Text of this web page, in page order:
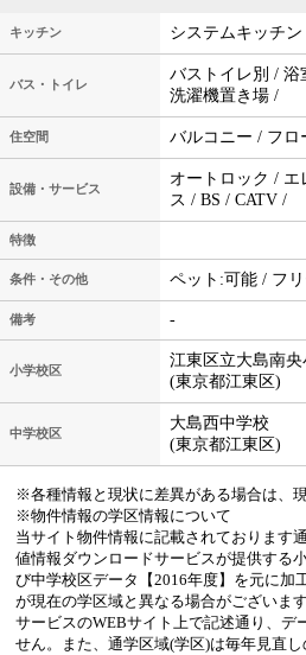
キッチン システムキッチン
バス・トイレ
バストイレ別 / 浴
洗濯機置き場 /
住空間 バルコニー / フロ
設備・サービス
オートロック / エ
ス / BS / CATV /
特徴
条件・その他 ペット:可能 / フ
備考 -
小学校区
江東区立大島南央
(東京都江東区)
中学校区
大島西中学校
(東京都江東区)
※各種情報と現状に差異がある場合は、
※物件情報の学区情報について
当サイト物件情報に記載されております
値情報ダウンロードサービスが提供する
び中学校区データ【2016年度】を元に加
が現在の学区域と異なる場合がございま
サービスのWEBサイト上で記述通り、デ
せん。また、通学区域(学区)は毎年見直